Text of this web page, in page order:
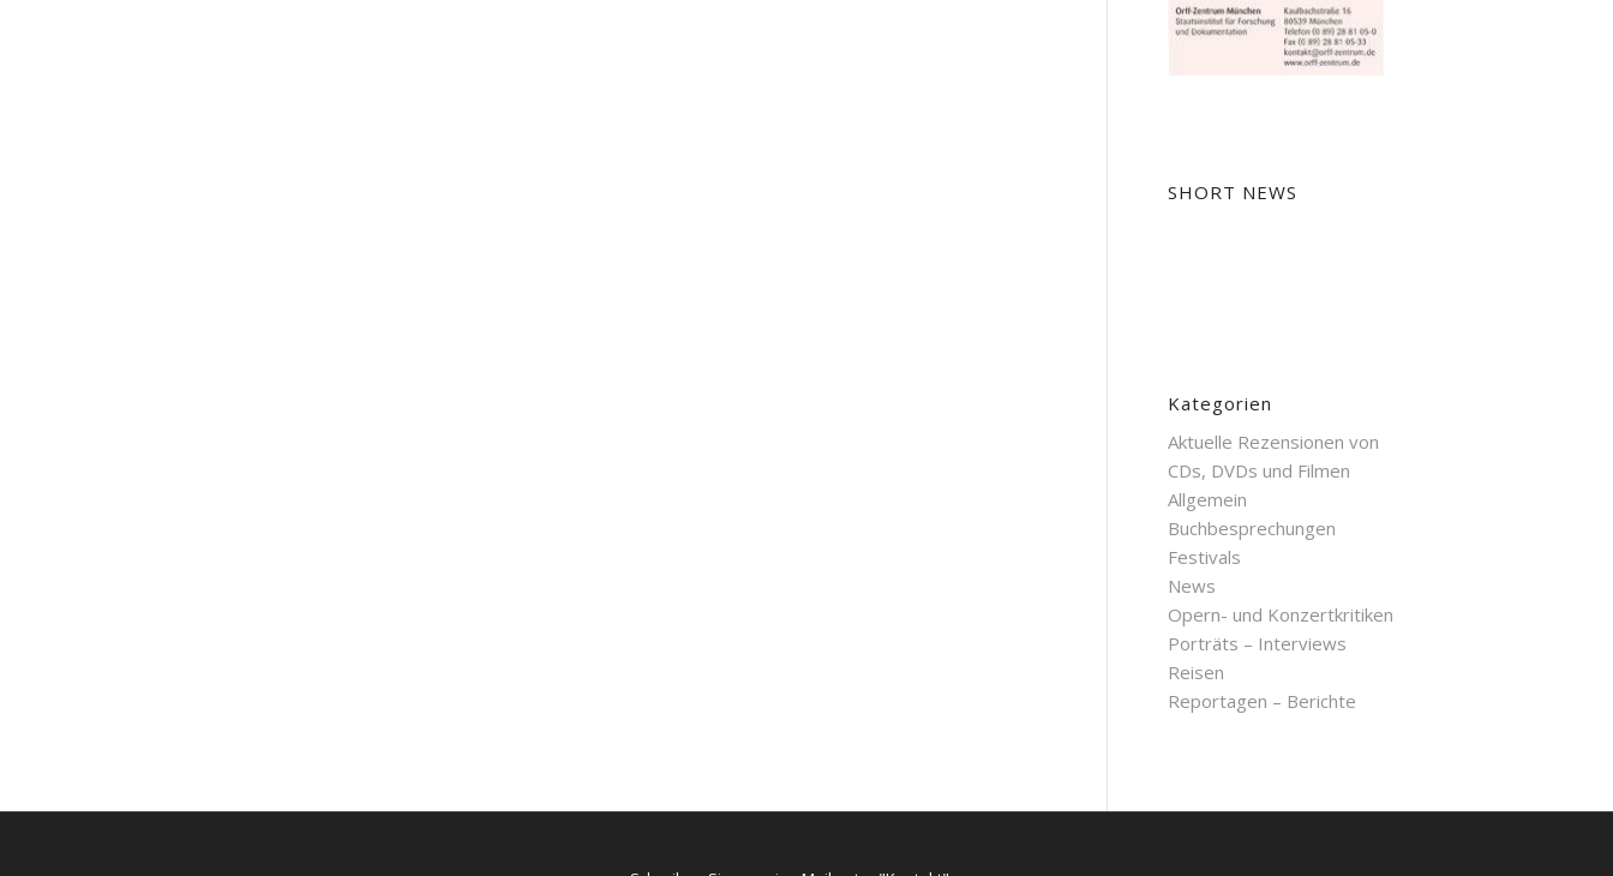
SHORT NEWS
Kategorien
Aktuelle Rezensionen von
CDs, DVDs und Filmen
Allgemein
Buchbesprechungen
Festivals
News
Opern- und Konzertkritiken
Porträts – Interviews
Reisen
Reportagen – Berichte